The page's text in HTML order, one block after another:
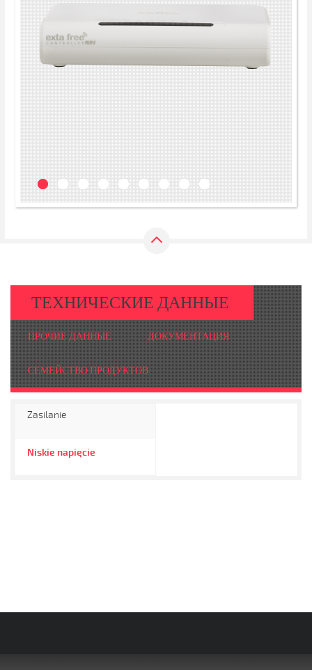
ТЕХНИЧЕСКИЕ ДАННЫЕ
ПРОЧИЕ ДАННЫЕ ДОКУМЕНТАЦИЯ
СЕМЕЙСТВО ПРОДУКТОВ
Zasilanie
Niskie napięcie